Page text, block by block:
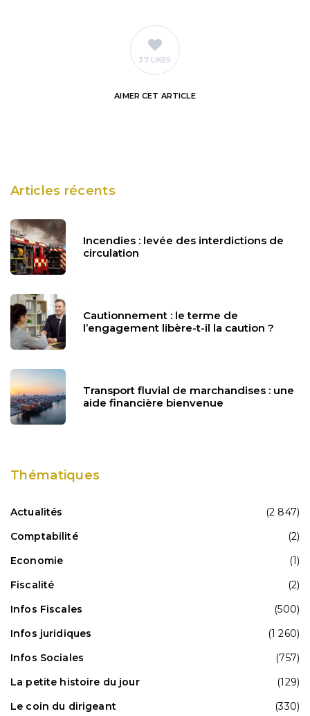
37 LIKES
AIMER CET ARTICLE
Articles récents
Incendies : levée des interdictions de
circulation
Cautionnement : le terme de
l’engagement libère-t-il la caution ?
Transport fluvial de marchandises : une
aide financière bienvenue
Thématiques
Actualités
(2 847)
Comptabilité
(2)
Economie
(1)
Fiscalité
(2)
Infos Fiscales
(500)
Infos juridiques
(1 260)
Infos Sociales
(757)
La petite histoire du jour
(129)
Le coin du dirigeant
(330)